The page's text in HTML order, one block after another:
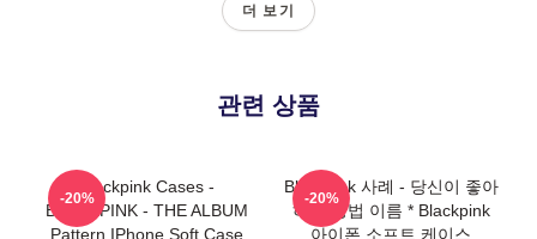
더 보기
관련 상품
Blackpink Cases -
BLACKPINK - THE ALBUM
Pattern IPhone Soft Case
-20%
Blackpink 사례 - 당신이 좋아
하는 방법 이름 * Blackpink
아이폰 소프트 케이스
-20%